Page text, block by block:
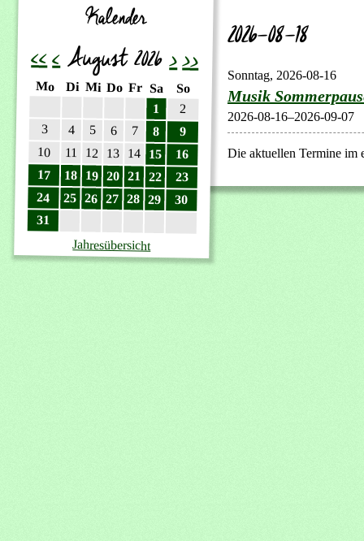
2026-08-18
Sonntag, 2026-08-16
Musik
2026-08-16–2026-09-07
Die aktuellen Termine
Kalender
<<<August 2026>>>
Montag
Dienstag
Mittwoch
Donnerstag
Freitag
Samstag
Sonntag
1 2
3 4 5 6 7 8 9
10 11 12 13 14 15 16
17 18 19 20 21 22 23
24 25 26 27 28 29
30
31
Jahresübersicht